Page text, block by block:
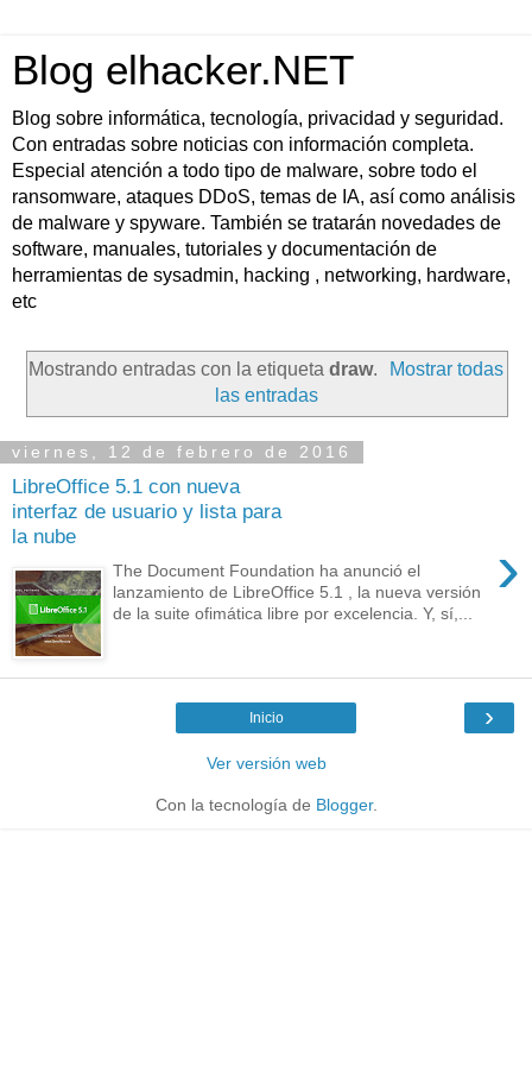
Blog elhacker.NET
Blog sobre informática, tecnología, privacidad y seguridad.
Con entradas sobre noticias con información completa.
Especial atención a todo tipo de malware, sobre todo el
ransomware, ataques DDoS, temas de IA, así como análisis
de malware y spyware. También se tratarán novedades de
software, manuales, tutoriales y documentación de
herramientas de sysadmin, hacking , networking, hardware,
etc
Mostrando entradas con la etiqueta draw.
Mostrar todas
las entradas
viernes, 12 de febrero de 2016
LibreOffice 5.1 con nueva
interfaz de usuario y lista para
la nube
›
The Document Foundation ha anunció el
lanzamiento de LibreOffice 5.1 , la nueva versión
de la suite ofimática libre por excelencia. Y, sí,...
›
Inicio
Ver versión web
Con la tecnología de Blogger.